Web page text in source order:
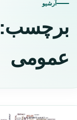
آرشیو
برچسب:
عمومی